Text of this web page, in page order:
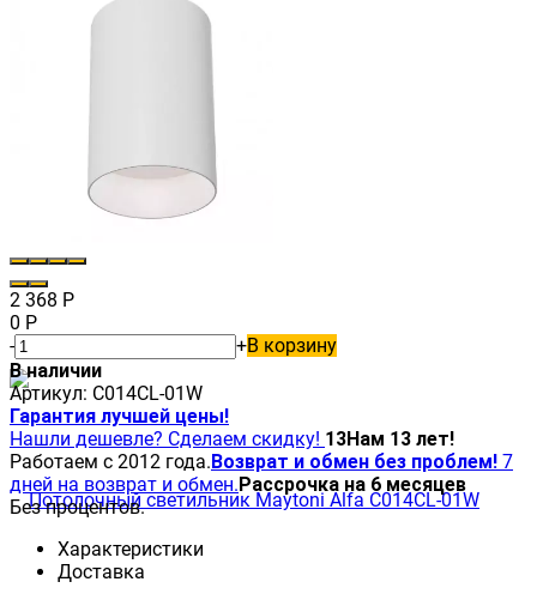
2 368 Р
0 Р
-
+В корзину
В наличии
Артикул: C014CL-01W
Гарантия лучшей цены!
Нашли дешевле? Сделаем скидку! 13Нам 13 лет!
Работаем с 2012 года.Возврат и обмен без проблем! 7
дней на возврат и обмен.Рассрочка на 6 месяцев
Без процентов.
Характеристики
Доставка